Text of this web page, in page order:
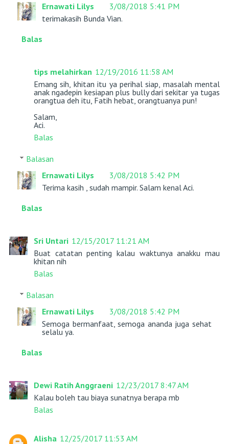
Ernawati Lilys
3/08/2018 5:41 PM
terimakasih Bunda Vian.
Balas
tips melahirkan 12/19/2016 11:58 AM
Emang sih, khitan itu ya perihal siap, masalah mental
anak ngadepin kesiapan plus bully dari sekitar ya tugas
orangtua deh itu, Fatih hebat, orangtuanya pun!
Salam,
Aci.
Balas
Balasan
Ernawati Lilys
3/08/2018 5:42 PM
Terima kasih , sudah mampir. Salam kenal Aci.
Balas
Sri Untari 12/15/2017 11:21 AM
Buat catatan penting kalau waktunya anakku mau
khitan nih
Balas
Balasan
Ernawati Lilys
3/08/2018 5:42 PM
Semoga bermanfaat, semoga ananda juga sehat
selalu ya.
Balas
Dewi Ratih Anggraeni 12/23/2017 8:47 AM
Kalau boleh tau biaya sunatnya berapa mb
Balas
Alisha 12/25/2017 11:53 AM